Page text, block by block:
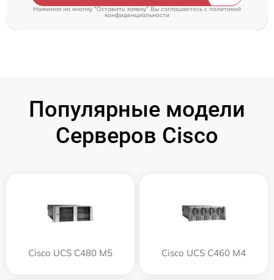
Нажимая на кнопку "Оставить заявку" Вы соглашаетесь c политикой
конфиденциальности
Популярные модели
Серверов Cisco
Cisco UCS C480 M5 Cisco UCS C460 M4